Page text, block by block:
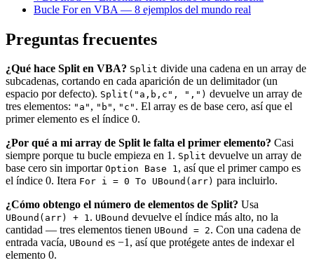
Bucle For en VBA — 8 ejemplos del mundo real
Preguntas frecuentes
¿Qué hace Split en VBA? Split divide una cadena en un array de
subcadenas, cortando en cada aparición de un delimitador (un
espacio por defecto). Split("a,b,c", ",") devuelve un array de
tres elementos: "a" , "b" , "c" . El array es de base cero, así que el
primer elemento es el índice 0.
¿Por qué a mi array de Split le falta el primer elemento? Casi
siempre porque tu bucle empieza en 1. Split devuelve un array de
base cero sin importar Option Base 1, así que el primer campo es
el índice 0. Itera For i = 0 To UBound(arr) para incluirlo.
¿Cómo obtengo el número de elementos de Split? Usa
UBound(arr) + 1. UBound devuelve el índice más alto, no la
cantidad — tres elementos tienen UBound = 2. Con una cadena de
entrada vacía, UBound es −1, así que protégete antes de indexar el
elemento 0.